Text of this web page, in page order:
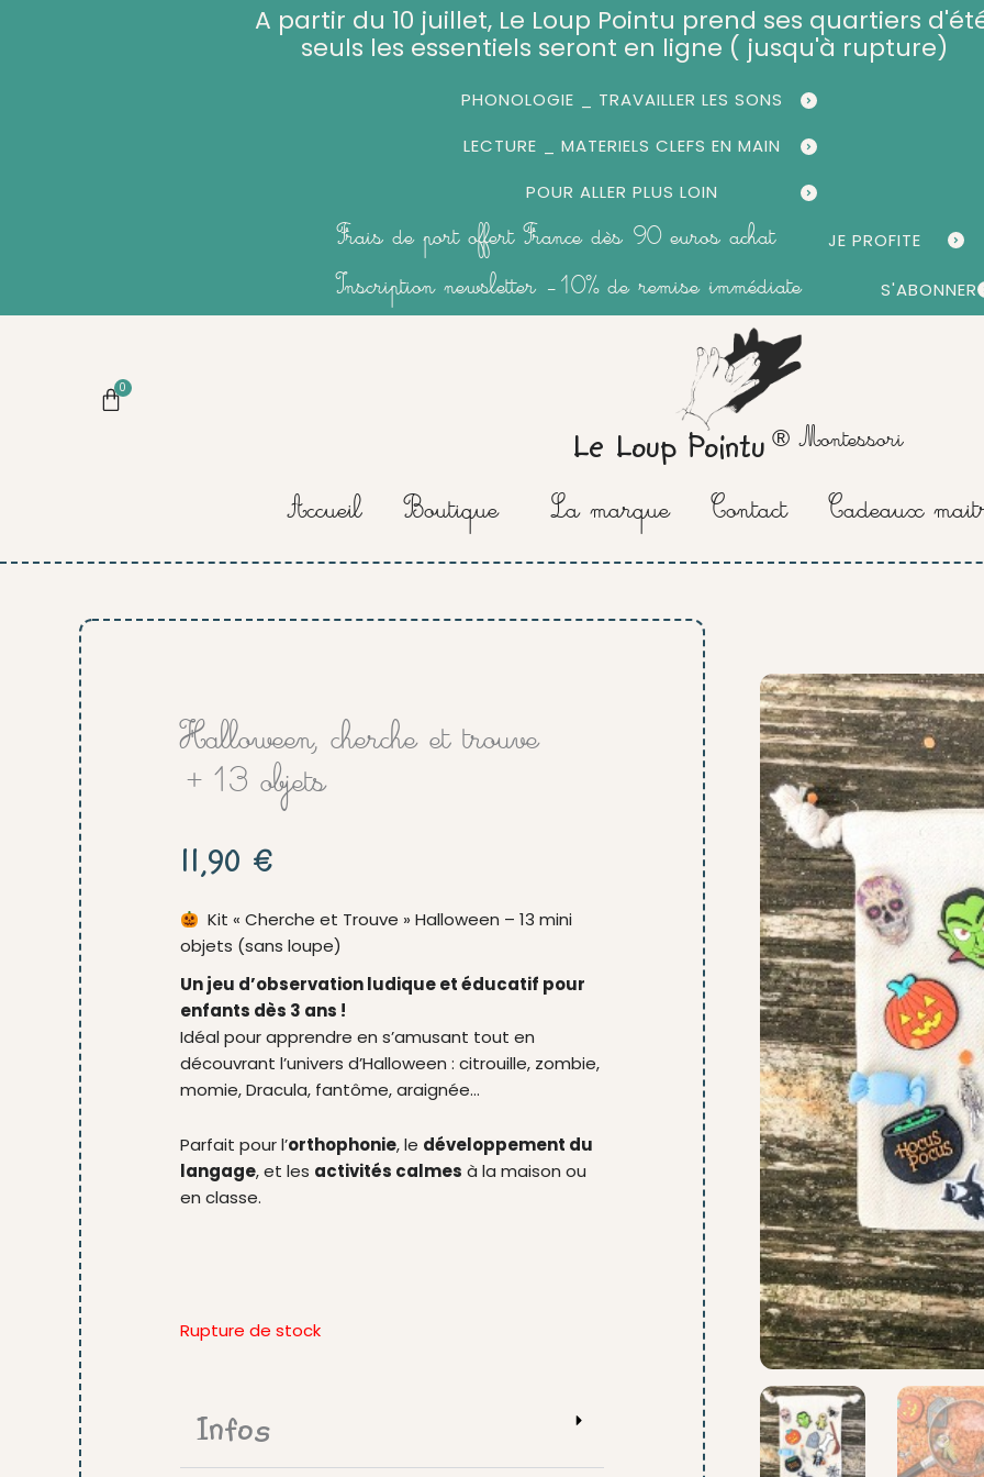
A partir du 10 juillet, Le Loup Pointu prend ses quartiers
seuls les essentiels seront en ligne ( jusqu'à rupture)
PHONOLOGIE _ TRAVAILLER LES SONS
LECTURE _ MATERIELS CLEFS EN MAIN
POUR ALLER PLUS LOIN
Frais de port offert France dès 90 euros achat JE PROFITE
Inscription newsletter -10% de remise immédiate S'ABONNER
0
Panier
Le Loup Pointu ® Montessori
Accueil Boutique La marque Contact Cadeaux
Halloween, cherche et trouve
+13 objets
11,90 €
Kit « Cherche et Trouve » Halloween – 13 mini
objets (sans loupe)
Un jeu d’observation ludique et éducatif pour
enfants dès 3 ans !
Idéal pour apprendre en s’amusant tout en
découvrant l’univers d’Halloween : citrouille, zombie,
momie, Dracula, fantôme, araignée…
Parfait pour l’orthophonie, le développement du
langage, et les activités calmes à la maison ou
en classe.
Rupture de stock
Infos